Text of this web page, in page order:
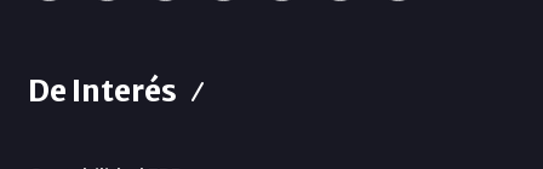
De Interés